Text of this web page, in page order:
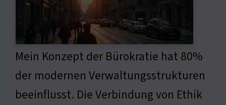
Mein Konzept der Bürokratie hat 80%
der modernen Verwaltungsstrukturen
beeinflusst. Die Verbindung von Ethik